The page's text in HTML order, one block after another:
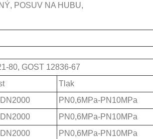
POSUV NA HUBU,
80, GOST 12836-67
Tlak
PN0,6MPa-PN10MPa
PN0,6MPa-PN10MPa
PN0,6MPa-PN10MPa